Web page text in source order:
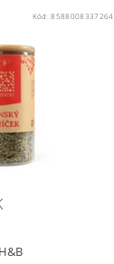
Kód:8588008337264